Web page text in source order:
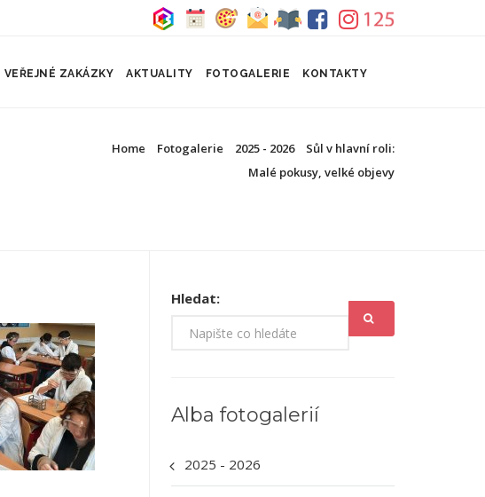
VEŘEJNÉ ZAKÁZKY AKTUALITY FOTOGALERIE KONTAKTY
Home Fotogalerie 2025 - 2026
Sůl v hlavní roli:
Malé pokusy, velké objevy
Hledat:
Alba fotogalerií
2025 - 2026